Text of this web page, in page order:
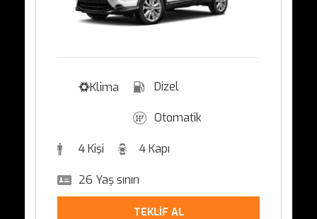
Klima Dizel
Otomatik
4 Kişi 4 Kapı
26 Yaş sınırı
TEKLİF AL